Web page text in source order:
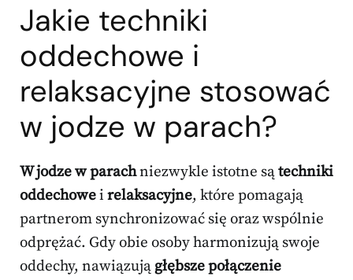
Jakie techniki
oddechowe i
relaksacyjne stosować
w jodze w parach?
W jodze w parachniezwykle istotne sątechniki
oddechowei relaksacyjne, które pomagają
partnerom synchronizować się oraz wspólnie
odprężać. Gdy obie osoby harmonizują swoje
oddechy, nawiązują głębsze połączenie